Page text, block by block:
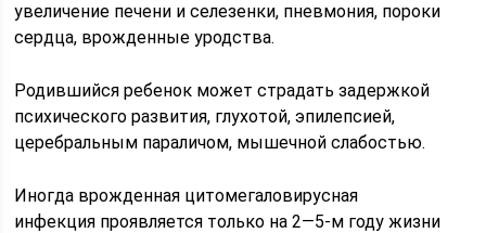
увеличение печени и селезенки, пневмония, пороки
сердца, врожденные уродства.
Родившийся ребенок может страдать задержкой
психического развития, глухотой, эпилепсией,
церебральным параличом, мышечной слабостью.
Иногда врожденная цитомегаловирусная
инфекция проявляется только на 2—5-м году жизни